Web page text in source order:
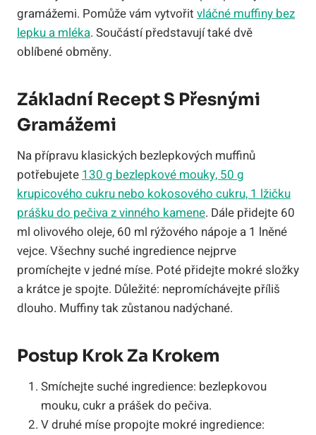
gramážemi. Pomůže vám vytvořit vláčné muffiny bez
lepku a mléka. Součástí představují také dvě
oblíbené obměny.
Základní Recept S Přesnými
Gramážemi
Na přípravu klasických bezlepkových muffinů
potřebujete130 g bezlepkové mouky, 50 g
krupicového cukru nebo kokosového cukru, 1 lžičku
prášku do pečiva z vinného kamene. Dále přidejte 60
ml olivového oleje, 60 ml rýžového nápoje a 1 lněné
vejce. Všechny suché ingredience nejprve
promíchejte v jedné míse. Poté přidejte mokré složky
a krátce je spojte. Důležité: nepromíchávejte příliš
dlouho. Muffiny tak zůstanou nadýchané.
Postup Krok Za Krokem
Smíchejte suché ingredience: bezlepkovou
mouku, cukr a prášek do pečiva.
V druhé míse propojte mokré ingredience: